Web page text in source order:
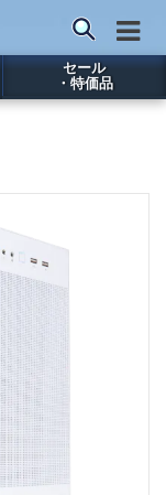
セール
・特価品